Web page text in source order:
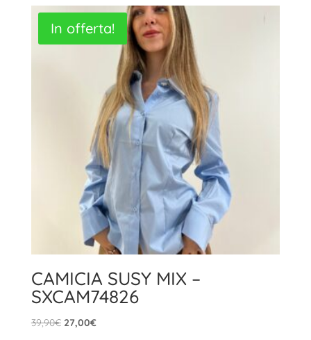
era:
69,90€.
è:
48,00€.
In offerta!
CAMICIA SUSY MIX –
SXCAM74826
39,90€ Il
27,00€Il